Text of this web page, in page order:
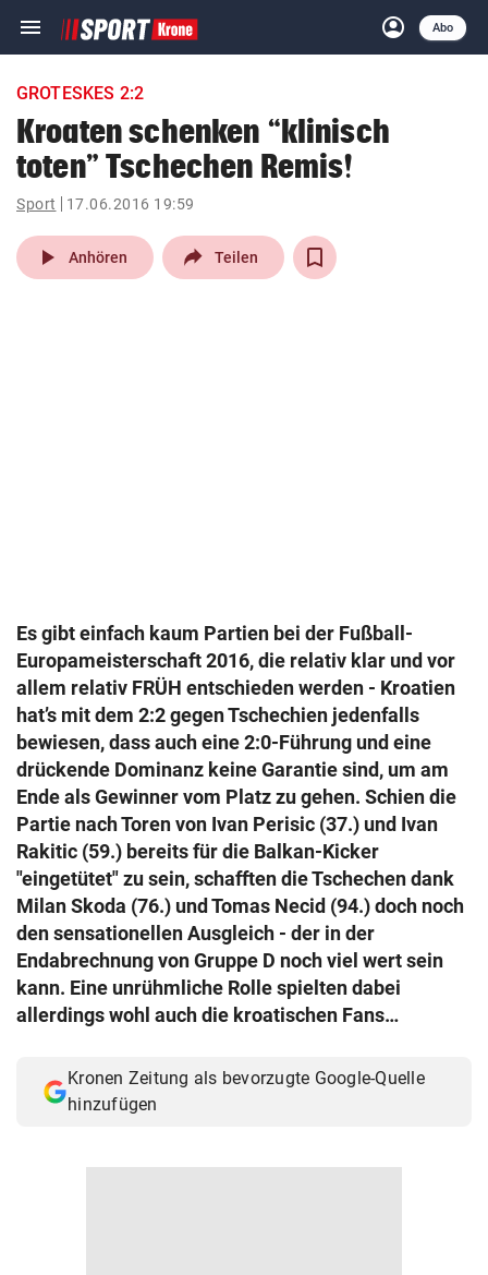
menu Navigation
ein-/ausklappen
account_circle
Anmelden
Abo
close Schließen
account_circle Anmelden
arrow_right
pin_drop
Wien arrow_right
GROTESKES 2:2
Kroaten schenken “klinisch
toten” Tschechen Remis!
Sport 17.06.2016 19:59
play_arrow Anhören Teilen
Es gibt einfach kaum Partien bei der Fußball-
Europameisterschaft 2016, die relativ klar und vor
allem relativ FRÜH entschieden werden - Kroatien
hat’s mit dem 2:2 gegen Tschechien jedenfalls
bewiesen, dass auch eine 2:0-Führung und eine
drückende Dominanz keine Garantie sind, um am
Ende als Gewinner vom Platz zu gehen. Schien die
Partie nach Toren von Ivan Perisic (37.) und Ivan
Rakitic (59.) bereits für die Balkan-Kicker
"eingetütet" zu sein, schafften die Tschechen dank
Milan Skoda (76.) und Tomas Necid (94.) doch noch
den sensationellen Ausgleich - der in der
Endabrechnung von Gruppe D noch viel wert sein
kann. Eine unrühmliche Rolle spielten dabei
allerdings wohl auch die kroatischen Fans…
Kronen Zeitung als bevorzugte Google-Quelle
hinzufügen